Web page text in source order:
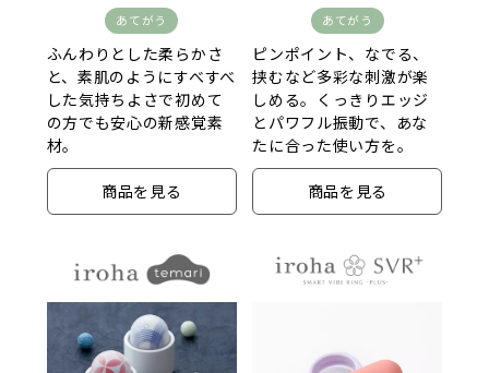
あてがう
ふんわりとした柔らかさ
と、素肌のようにすべすべ
した気持ちよさで初めて
の方でも安心の新感覚素
材。
商品を見る
あてがう
ピンポイント、なでる、
挟むなど多彩な刺激が楽
しめる。くっきりエッジ
とパワフル振動で、あな
たに合った使い方を。
商品を見る